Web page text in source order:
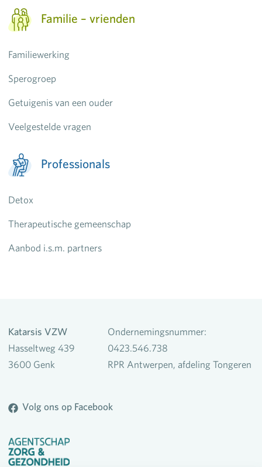
Familie – vrienden
Familiewerking
Sperogroep
Getuigenis van een ouder
Veelgestelde vragen
Professionals
Detox
Therapeutische gemeenschap
Aanbod i.s.m. partners
Katarsis VZW
Hasseltweg 439
3600 Genk
Ondernemingsnummer:
0423.546.738
RPR Antwerpen, afdeling Tongeren
Volg ons op Facebook